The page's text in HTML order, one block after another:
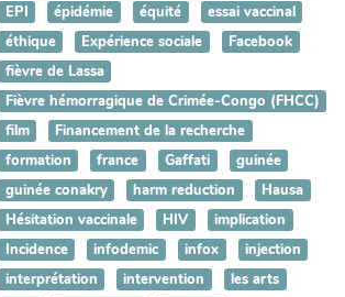
EPI
épidémie équité
essai vaccinal
éthique
Expérience sociale
Facebook
fièvre de Lassa
Fièvre hémorragique de Crimée-Congo (FHCC)
film
Financement de la recherche
formation
france Gaffati
guinée
guinée conakry
harm reduction
Hausa
Hésitation vaccinale
HIV
implication
Incidence
infodemic infox
injection
interprétation
intervention
les arts